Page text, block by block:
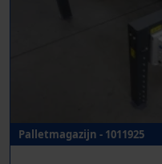
Palletmagazijn - 1011925